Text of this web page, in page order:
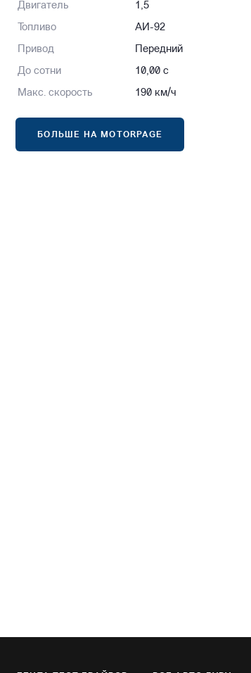
Двигатель 1,5
Топливо АИ-92
Привод Передний
До сотни 10,00 с
Макс. скорость 190 км/ч
БОЛЬШЕ НА MOTORPAGE